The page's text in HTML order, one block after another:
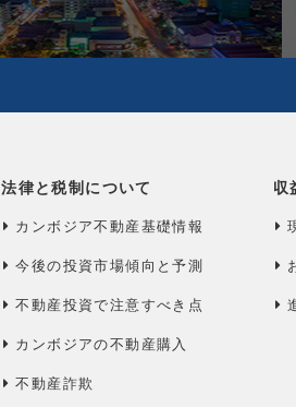
法律と税制について
カンボジア不動産基礎情報
今後の投資市場傾向と予測
不動産投資で注意すべき点
カンボジアの不動産購入
不動産詐欺
収